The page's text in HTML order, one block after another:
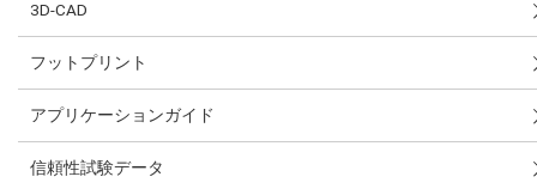
3D-CAD
フットプリント
アプリケーションガイド
信頼性試験データ